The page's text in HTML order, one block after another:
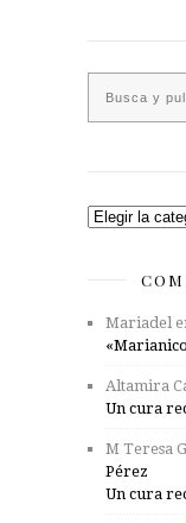
Categorías
Mariadel
Altamira
Un cura
M Teresa
Pérez
Un cura